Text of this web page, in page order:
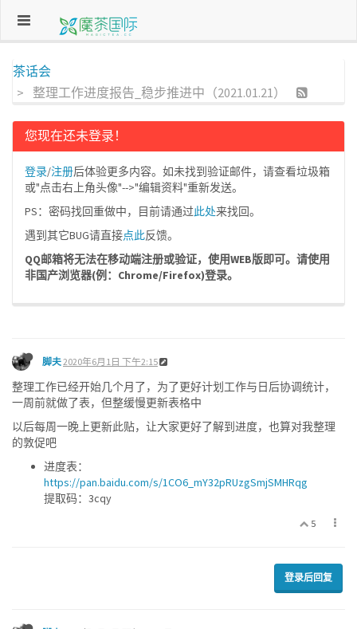
茶话会
整理工作进度报告_稳步推进中（2021.01.21）
您现在还未登录！
登录/注册后体验更多内容。如未找到验证邮件，请查看垃圾箱
或"点击右上角头像"-->"编辑资料"重新发送。
PS：密码找回重做中，目前请通过此处来找回。
遇到其它BUG请直接点此反馈。
QQ邮箱将无法在移动端注册或验证，使用WEB版即可。请使用
非国产浏览器(例：Chrome/Firefox)登录。
脚夫2020年6月1日 下午2:15
整理工作已经开始几个月了，为了更好计划工作与日后协调统计，
一周前就做了表，但整缓慢更新表格中
以后每周一晚上更新此贴，让大家更好了解到进度，也算对我整理
的敦促吧
进度表：
https://pan.baidu.com/s/1CO6_mY32pRUzgSmjSMHRqg
提取码：3cqy
5
登录后回复